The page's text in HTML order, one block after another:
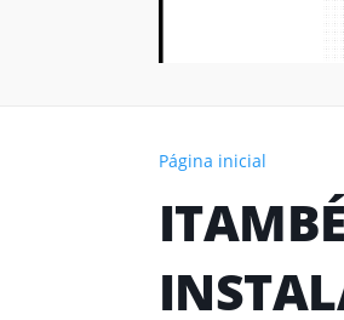
Página inicial